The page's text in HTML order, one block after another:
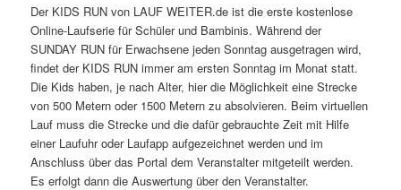
Der KIDS RUN von LAUF WEITER.de ist die erste kostenlose
Online-Laufserie für Schüler und Bambinis. Während der
SUNDAY RUN für Erwachsene jeden Sonntag ausgetragen wird,
findet der KIDS RUN immer am ersten Sonntag im Monat statt.
Die Kids haben, je nach Alter, hier die Möglichkeit eine Strecke
von 500 Metern oder 1500 Metern zu absolvieren. Beim virtuellen
Lauf muss die Strecke und die dafür gebrauchte Zeit mit Hilfe
einer Laufuhr oder Laufapp aufgezeichnet werden und im
Anschluss über das Portal dem Veranstalter mitgeteilt werden.
Es erfolgt dann die Auswertung über den Veranstalter.